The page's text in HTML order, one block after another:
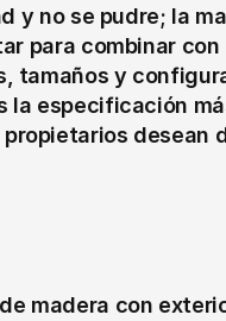
y no se pudre; la
para combinar
tamaños y
especificación
desean
madera con